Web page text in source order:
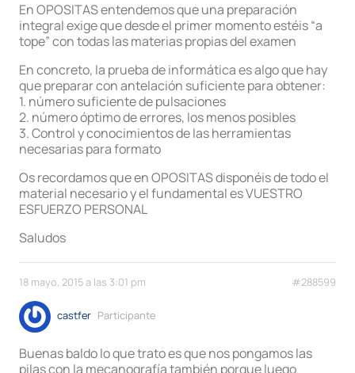
En OPOSITAS entendemos que una preparación
integral exige que desde el primer momento estéis “a
tope” con todas las materias propias del examen
En concreto, la prueba de informática es algo que hay
que preparar con antelación suficiente para obtener:
1. número suficiente de pulsaciones
2. número óptimo de errores, los menos posibles
3. Control y conocimientos de las herramientas
necesarias para formato
Os recordamos que en OPOSITAS disponéis de todo el
material necesario y el fundamental es VUESTRO
ESFUERZO PERSONAL
Saludos
18 mayo, 2015 a las 3:01 pm #288599
castfer Participante
Buenas baldo lo que trato es que nos pongamos las
pilas con la mecanografía también porque luego